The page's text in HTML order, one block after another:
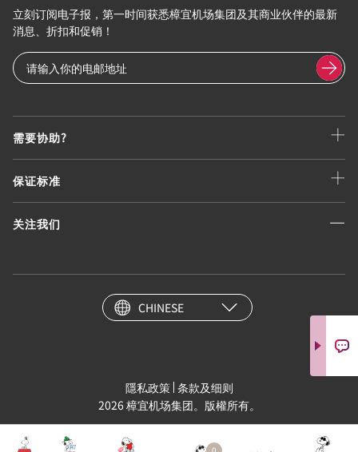
需要协助?
保证标准
关注我们
立刻订阅电子报，第一时间获悉樟宜机场集团及其商业伙伴的最新
消息、折扣和促销！
CHINESE
隱私政策 条款及细则
2026 樟宜机场集团。版權所有。